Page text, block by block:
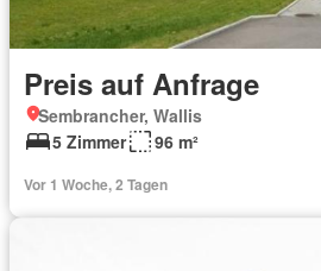
Preis auf Anfrage
Sembrancher, Wallis
5 Zimmer
96 m²
Vor 1 Woche, 2 Tagen